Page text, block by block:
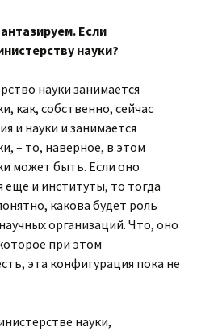
Если
науки?
науки занимается
как, собственно, сейчас
и науки и занимается
– то, наверное, в этом
может быть. Если оно
еще и институты, то тогда
какова будет роль
организаций. Что, оно
при этом
эта конфигурация пока не
науки,